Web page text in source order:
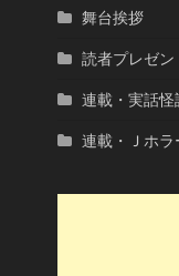
舞台挨拶
読者プレゼン
連載・実話怪
連載・Ｊホ